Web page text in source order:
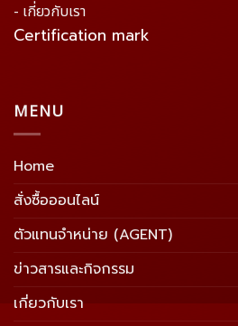
- เกี่ยวกับเรา
Certification mark
MENU
Home
สั่งซื้อออนไลน์
ตัวแทนจำหน่าย (AGENT)
ข่าวสารและกิจกรรม
เกี่ยวกับเรา